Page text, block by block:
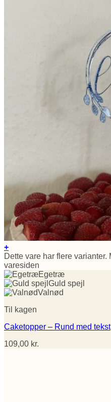
+
Dette vare har flere
varesiden
Egetræ
Guld spejl
Valnød
Til kagen
Caketopper – Rund med tekst
109,00 kr.